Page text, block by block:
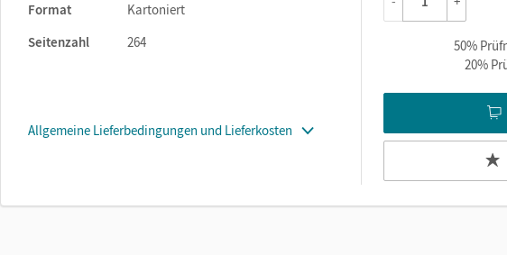
Format
Kartoniert
Seitenzahl
264
Allgemeine Lieferbedingungen und Lieferkosten
50%
20%